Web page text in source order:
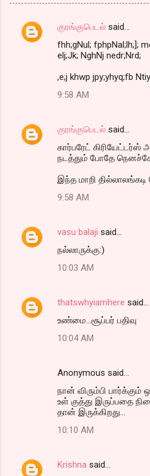
C
t
குரங்குபெடல் said…
fhh;gNul; fphpNal;lh;];
elj;Jk; NghNj nedr;Nrd;
,e;j khwp jpy;yhyq;fb
9:58 AM
குரங்குபெடல் said…
கார்பரேட் கிரியேட்டர்ஸ்
நடத்தும் போதே
இந்த மாறி
9:58 AM
vasu balaji said…
நல்லாருக்கு:)
10:03 AM
thatswhyiamhere said…
உண்மை...சூப்பர் பதிவு
10:04 AM
Anonymous said…
நான் விரும்பி பார்க்கும்
உள் குத்து இருப்பதை
தான் இருக்கிறது...
10:10 AM
Krishna said…